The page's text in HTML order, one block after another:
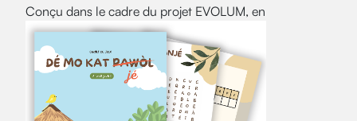
Conçu dans le cadre du projet EVOLUM, en